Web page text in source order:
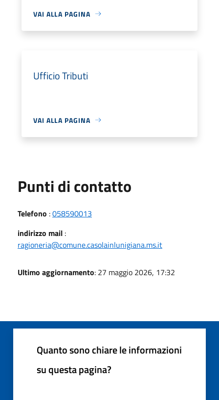
VAI ALLA PAGINA
Ufficio Tributi
VAI ALLA PAGINA
Punti di contatto
Telefono :058590013
indirizzo mail :
ragioneria@comune.casolainlunigiana.ms.it
Ultimo aggiornamento: 27 maggio 2026, 17:32
Quanto sono chiare le informazioni
su questa pagina?